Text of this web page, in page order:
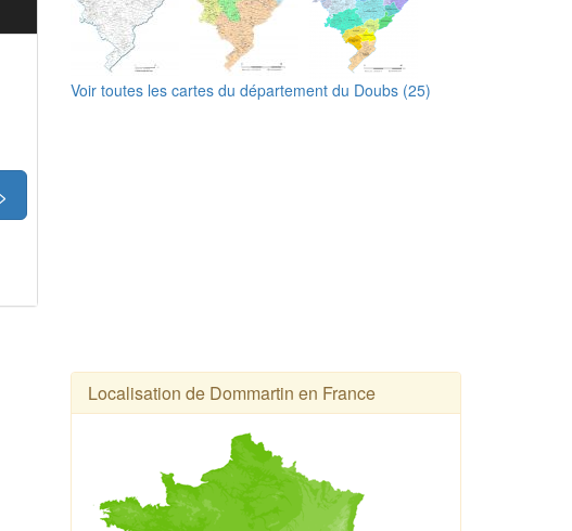
Voir toutes les cartes du département du Doubs (25)
Localisation de Dommartin en France